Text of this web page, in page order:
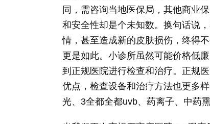
同，需咨询当地医保局，其他商业
和安全性却是个未知数。换句话说
情，甚至造成新的皮肤损伤，终得
更是如此。小诊所虽然可能价格低
到正规医院进行检查和治疗。正规
优点，检查设备和治疗方法也更多
光、3全都全都uvb、药离子、中药